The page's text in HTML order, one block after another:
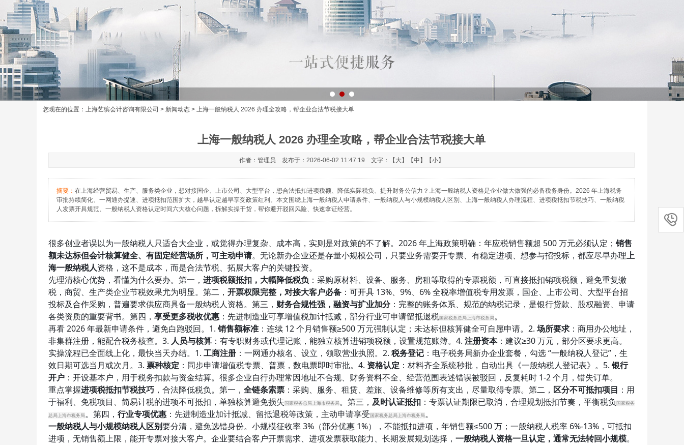
您现在的位置： 上海艺缤会计咨询有限公司 > 新闻动态 > 上海一般纳税人 2026 办理全攻略，帮企业合法节税接大单
上海一般纳税人 2026 办理全攻略，帮企业合法节税接大单
作者：管理员 发布于：2026-06-02 11:47:19 文字：【 大】【中 】【小】
摘要： 在上海经营贸易、生产、服务类企业，想对接国企、上市公司、大型平台，想合法抵扣进项税额、降低实际税负、提升财务公信力？上海一般纳税人资格是企业做大做强的必备税务身份。2026 年上海税务
审批持续简化、一网通办提速、进项抵扣范围扩大，越早认定越早享受政策红利。本文围绕上海一般纳税人申请条件、一般纳税人与小规模纳税人区别、上海一般纳税人办理流程、进项税抵扣节税技巧、一般纳税
人发票开具规范、一般纳税人资格认定时间六大核心问题，拆解实操干货，帮你避开驳回风险、快速拿证经营。
很多创业者误以为一般纳税人只适合大企业，或觉得办理复杂、成本高，实则是对政策的不了解。2026 年上海政策明确：年应税销售额超 500 万元必须认定；销售
额未达标但会计核算健全、有固定经营场所，可主动申请。无论新办企业还是存量小规模公司，只要业务需要开专票、有稳定进项、想参与招投标，都应尽早办理上
海一般纳税人资格，这不是成本，而是合法节税、拓展大客户的关键投资。
先理清核心优势，看懂为什么要办。第一， 进项税额抵扣，大幅降低税负 ：采购原材料、设备、服务、房租等取得的专票税额，可直接抵扣销项税额，避免重复缴
税，商贸、生产类企业节税效果尤为明显。第二， 开票权限完整，对接大客户必备 ：可开具 13%、9%、6% 全税率增值税专用发票，国企、上市公司、大型平台招
投标及合作采购，普遍要求供应商具备一般纳税人资格。第三， 财务合规性强，融资与扩业加分：完整的账务体系、规范的纳税记录，是银行贷款、股权融资、申请
各类资质的重要背书。第四， 享受更多税收优惠 ：先进制造业可享增值税加计抵减，部分行业可申请留抵退税国家税务总局上海市税务局。
再看 2026 年最新申请条件，避免白跑驳回。1.销售额标准 ：连续 12 个月销售额≥500 万元强制认定；未达标但核算健全可自愿申请。2. 场所要求 ：商用办公地址，
非集群注册，能配合税务核查。3. 人员与核算 ：有专职财务或代理记账，能独立核算进销项税额，设置规范账簿。4. 注册资本：建议≥30 万元，部分区要求更高。
实操流程已全面线上化，最快当天办结。1. 工商注册 ：一网通办核名、设立，领取营业执照。2. 税务登记 ：电子税务局新办企业套餐，勾选 “一般纳税人登记”，生
效日期可选当月或次月。3. 票种核定 ：同步申请增值税专票、普票，数电票即时审批。4. 资格认定 ：材料齐全系统秒批，自动出具《一般纳税人登记表》。5. 银行
开户 ：开设基本户，用于税务扣款与资金结算。很多企业自行办理常因地址不合规、财务资料不全、经营范围表述错误被驳回，反复耗时 1-2 个月，错失订单。
重点掌握进项税抵扣节税技巧 ，合法降低税负。第一， 全链条索票 ：采购、服务、租赁、差旅、设备维修等所有支出，尽量取得专票。第二， 区分不可抵扣项目 ：用
于福利、免税项目、简易计税的进项不可抵扣，单独核算避免损失国家税务总局上海市税务局。第三， 及时认证抵扣 ：专票认证期限已取消，合理规划抵扣节奏，平衡税负国家税务
总局上海市税务局。第四， 行业专项优惠 ：先进制造业加计抵减、留抵退税等政策，主动申请享受国家税务总局上海市税务局。
一般纳税人与小规模纳税人区别要分清，避免选错身份。小规模征收率 3%（部分优惠 1%），不能抵扣进项，年销售额≤500 万；一般纳税人税率 6%-13%，可抵扣
进项，无销售额上限，能开专票对接大客户。企业要结合客户开票需求、进项发票获取能力、长期发展规划选择， 一般纳税人资格一旦认定，通常无法转回小规模。
